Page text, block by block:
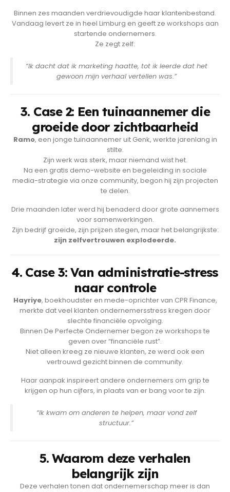
Binnen zes maanden verdrievoudigde haar klantenbestand.
Vandaag levert ze in heel Limburg en geeft ze workshops aan
startende ondernemers.
Ze zegt zelf:
“Ik dacht dat ik marketing haatte, tot ik leerde dat het
gewoon mijn verhaal vertellen was.”
3. Case 2: Een tuinaannemer die
groeide door zichtbaarheid
Ramo, een jonge tuinaannemer uit Genk, werkte jarenlang in
stilte.
Zijn werk was sterk, maar niemand wist het.
Na een gratis demo-website en begeleiding in sociale
media-strategie via onze community, begon hij zijn projecten
te delen.
Drie maanden later werd hij benaderd door grote aannemers
voor samenwerkingen.
Zijn bedrijf groeide, zijn prijzen stegen, maar het belangrijkste:
zijn zelfvertrouwen explodeerde.
4. Case 3: Van administratie-stress
naar controle
Hayriye, boekhoudster en mede-oprichter van CPR Finance,
merkte dat veel klanten ondernemersstress kregen door
slechte financiële opvolging.
Binnen De Perfecte Ondernemer begon ze workshops te
geven over “financiële rust”.
Niet alleen kreeg ze nieuwe klanten, ze werd ook een
vertrouwd gezicht binnen de community.
Haar aanpak inspireert andere ondernemers om grip te
krijgen op hun cijfers, in plaats van er bang voor te zijn.
“Ik kwam om anderen te helpen, maar vond zelf
structuur.”
5. Waarom deze verhalen
belangrijk zijn
Deze verhalen tonen dat ondernemerschap meer is dan